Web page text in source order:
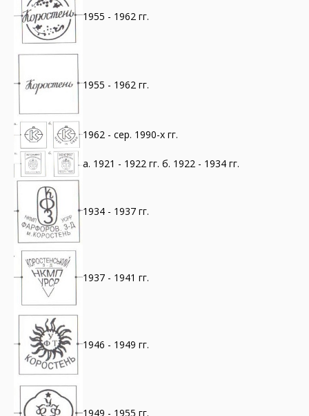
1955 - 1962 гг.
1955 - 1962 гг.
1962 - сер. 1990-х гг.
а. 1921 - 1922 гг. б. 1922 - 1934 гг.
1934 - 1937 гг.
1937 - 1941 гг.
1946 - 1949 гг.
1949 - 1955 гг.